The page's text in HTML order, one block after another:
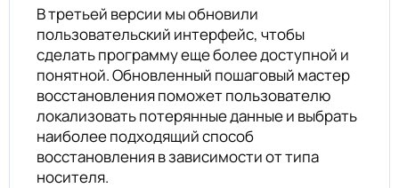
В третьей версии мы обновили
пользовательский интерфейс, чтобы
сделать программу еще более доступной и
понятной. Обновленный пошаговый мастер
восстановления поможет пользователю
локализовать потерянные данные и выбрать
наиболее подходящий способ
восстановления в зависимости от типа
носителя.